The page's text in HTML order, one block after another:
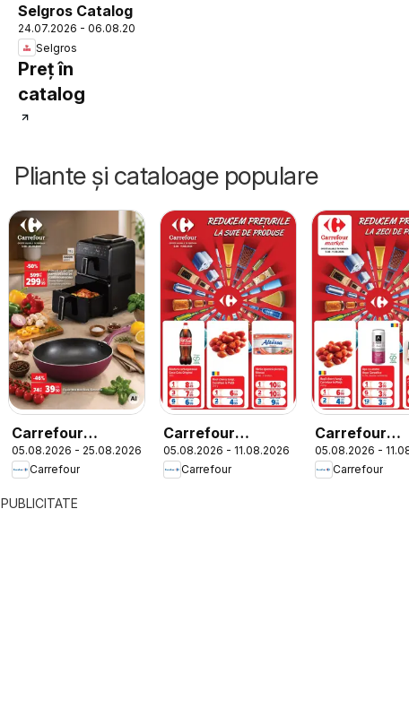
Selgros Catalog
24.07.2026 - 06.08.2026
Selgros
Preț în
catalog
Pliante și cataloage populare
Carrefour
Catalog Nonfood
05.08.2026 - 25.08.2026
Carrefour
Carrefour
Catalog
05.08.2026 - 11.08.2026
Carrefour
Carrefour
Catalog
05.08.2026 -
Carrefour
PUBLICITATE